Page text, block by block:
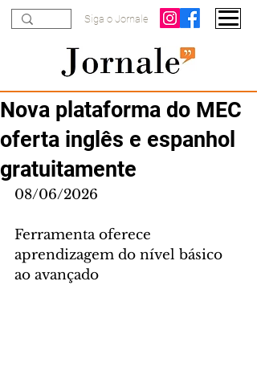
Siga o Jornale
Nova plataforma do MEC
oferta inglês e espanhol
gratuitamente
08/06/2026
Ferramenta oferece
aprendizagem do nível básico
ao avançado